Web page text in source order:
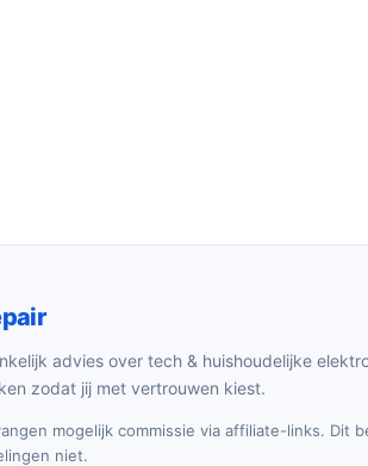
advies over tech & huishoudelijke
zodat jij met vertrouwen kiest.
mogelijk commissie via affiliate-links. Dit
niet.